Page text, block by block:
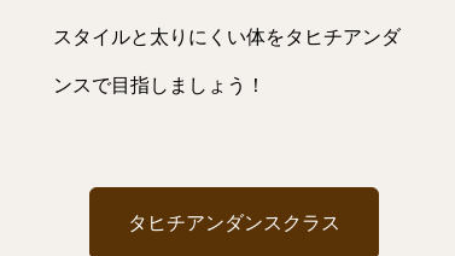
スタイルと太りにくい体をタヒチアンダ
ンスで目指しましょう！
タヒチアンダンスクラス